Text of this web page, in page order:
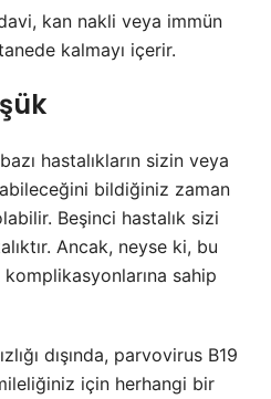
kan nakli veya immün
kalmayı içerir.
hastalıkların sizin veya
bildiğiniz zaman
Beşinci hastalık sizi
Ancak, neyse ki, bu
sahip
dışında, parvovirus B19
için herhangi bir